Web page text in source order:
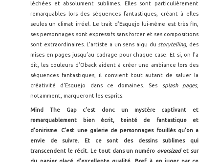
léchées et absolument sublimes. Elles sont particulièrement
remarquables lors des séquences fantastiques, créant à elles
seules un climat irréel. Le trait d’Esquejo lui-même est très fin,
ses personnages sont expressifs sans forcer et ses compositions
sont extraordinaires. L’artiste a un sens aigu du storytelling, des
mises en pages jusqu’au cadrage pour chaque case. Et si, on l’a
dit, les couleurs d’Oback aident à créer une ambiance lors des
séquences fantastiques, il convient tout autant de saluer la
créativité d’Esquejo dans ce domaines. Ses
splash pages,
notamment, marqueront les esprits.
Mind The Gap c’est donc un mystère captivant et
remarquablement bien écrit, teinté de fantastique et
d’onirisme. C’est une galerie de personnages fouillés qu’on a
envie de suivre. Et ce sont des dessins sublimes qui
transcendent le récit. Le tout dans un numéro oversized et sur